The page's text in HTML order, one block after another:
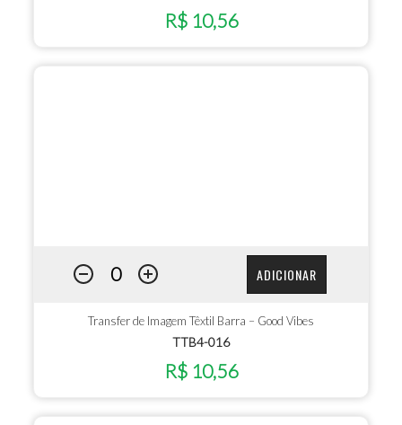
R$ 10,56
ADICIONAR
Transfer de Imagem Têxtil Barra – Good Vibes
TTB4-016
R$ 10,56